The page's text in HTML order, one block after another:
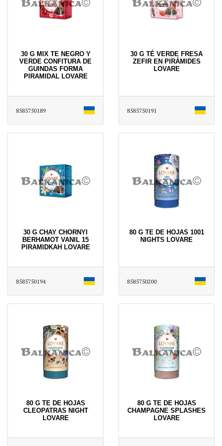
30 G MIX TE NEGRO Y
VERDE CONFITURA DE
GUINDAS FORMA
PIRAMIDAL LOVARE
8585750189
30 G TÉ VERDE FRESA
ZEFIR EN PIRÁMIDES
LOVARE
8585750191
30 G CHAY CHORNYI
BERHAMOT VANIL 15
PIRAMIDKAH LOVARE
8585750194
80 G TE DE HOJAS 1001
NIGHTS LOVARE
8585750200
80 G TE DE HOJAS
CLEOPATRAS NIGHT
LOVARE
80 G TE DE HOJAS
CHAMPAGNE SPLASHES
LOVARE